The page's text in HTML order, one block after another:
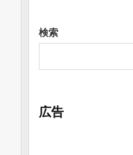
検索
広告